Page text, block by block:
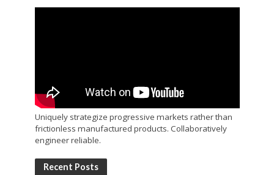
Uniquely strategize progressive markets rather than
frictionless manufactured products. Collaboratively
engineer reliable.
Recent Posts